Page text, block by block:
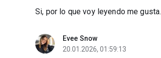
Si, por lo que voy leyendo me gusta.
Evee Snow
20.01.2026, 01:59:13